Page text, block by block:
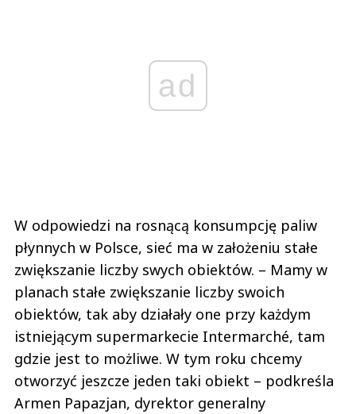
ad
W odpowiedzi na rosnącą konsumpcję paliw
płynnych w Polsce, sieć ma w założeniu stałe
zwiększanie liczby swych obiektów. – Mamy w
planach stałe zwiększanie liczby swoich
obiektów, tak aby działały one przy każdym
istniejącym supermarkecie Intermarché, tam
gdzie jest to możliwe. W tym roku chcemy
otworzyć jeszcze jeden taki obiekt – podkreśla
Armen Papazjan, dyrektor generalny